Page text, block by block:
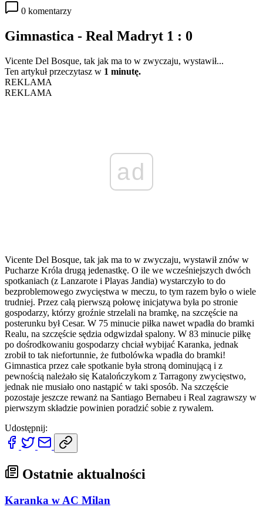
0 komentarzy
Gimnastica - Real Madryt 1 : 0
Vicente Del Bosque, tak jak ma to w zwyczaju, wystawił...
Ten artykuł przeczytasz w 1 minutę.
REKLAMA
REKLAMA
ad
Vicente Del Bosque, tak jak ma to w zwyczaju, wystawił znów w
Pucharze Króla drugą jedenastkę. O ile we wcześniejszych dwóch
spotkaniach (z Lanzarote i Playas Jandia) wystarczyło to do
bezproblemowego zwycięstwa w meczu, to tym razem było o wiele
trudniej. Przez całą pierwszą połowę inicjatywa była po stronie
gospodarzy, którzy groźnie strzelali na bramkę, na szczęście na
posterunku był Cesar. W 75 minucie piłka nawet wpadła do bramki
Realu, na szczęście sędzia odgwizdał spalony. W 83 minucie piłkę
po dośrodkowaniu gospodarzy chciał wybijać Karanka, jednak
zrobił to tak niefortunnie, że futbolówka wpadła do bramki!
Gimnastica przez całe spotkanie była stroną dominującą i z
pewnością należało się Katalończykom z Tarragony zwycięstwo,
jednak nie musiało ono nastąpić w taki sposób. Na szczęście
pozostaje jeszcze rewanż na Santiago Bernabeu i Real zagrawszy w
pierwszym składzie powinien poradzić sobie z rywalem.
Udostępnij:
Ostatnie aktualności
Karanka w AC Milan